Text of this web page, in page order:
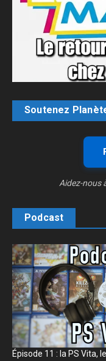
Soutenez
Aidez-nous
Podcast
Épisode 11 : la PS Vita,